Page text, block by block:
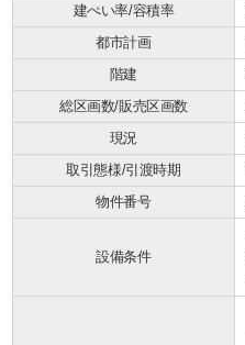
建ぺい率/容積率
都市計画
階建
総区画数/販売区画数
現況
取引態様/引渡時期
物件番号
設備条件